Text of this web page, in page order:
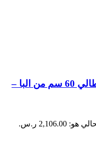
فرن كهربائي سطحي بلت ان إيطالي 60 سم من البا –
2,106.00 ر.س.